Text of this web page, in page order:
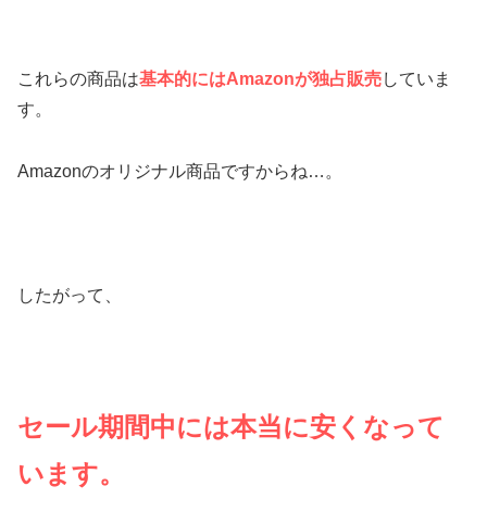
これらの商品は基本的にはAmazonが独占販売していま
す。
Amazonのオリジナル商品ですからね…。
したがって、
セール期間中には本当に安くなって
います。